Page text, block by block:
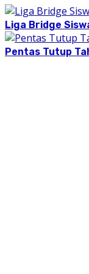
Liga Bridge
Pentas Tutup